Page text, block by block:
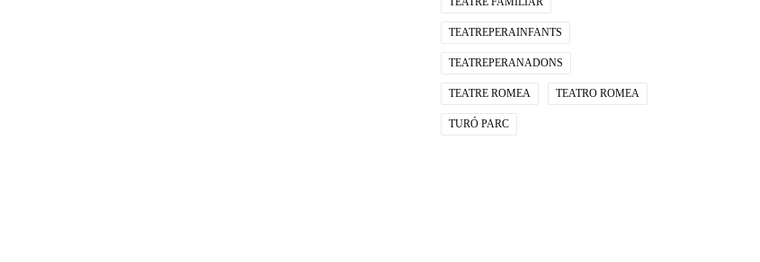
TEATREPERAINFANTS
TEATREPERANADONS
TEATRE ROMEA TEATRO ROMEA
TURÓ PARC